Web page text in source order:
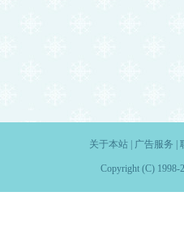
关于本站| 广告服务
Copyright (C) 1998-